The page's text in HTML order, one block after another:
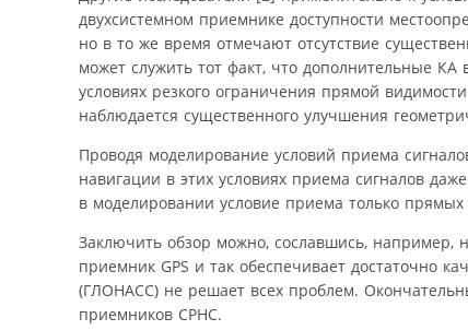
двухсистемном приемнике доступности
но в то же время отмечают отсутствие
может служить тот факт, что дополнительные
условиях резкого ограничения прямой
наблюдается существенного улучшения
Проводя моделирование условий приема
навигации в этих условиях приема сигналов
в моделировании условие приема только
Заключить обзор можно, сославшись, например,
приемник GPS и так обеспечивает достаточно
(ГЛОНАСС) не решает всех проблем.
приемников СРНС.